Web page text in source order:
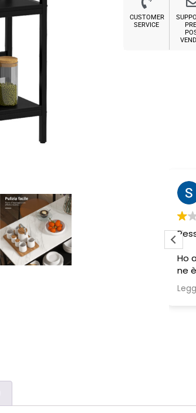
CUSTOMER
SERVICE
2 settimane fa
Pessima esperienza.
Ho acquistato due poltrone, ma
stato comunicato che erano in
corriere. Da allora nessun